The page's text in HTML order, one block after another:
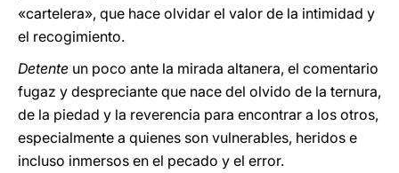
«cartelera», que hace olvidar el valor de la intimidad y
el recogimiento.
Detente un poco ante la mirada altanera, el comentario
fugaz y despreciante que nace del olvido de la ternura,
de la piedad y la reverencia para encontrar a los otros,
especialmente a quienes son vulnerables, heridos e
incluso inmersos en el pecado y el error.